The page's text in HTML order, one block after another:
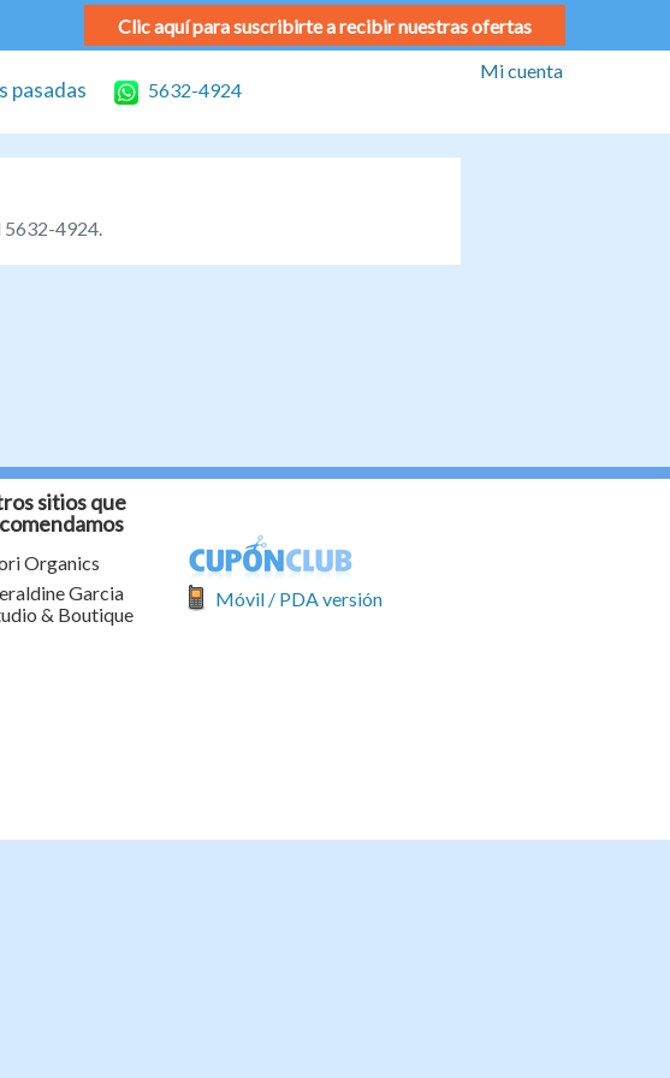
Clic aquí para suscribirte a recibir nuestras ofertas
pasadas 5632-4924
Mi cuenta
5632-4924.
sitios que
Organics
Garcia
& Boutique
Móvil / PDA versión